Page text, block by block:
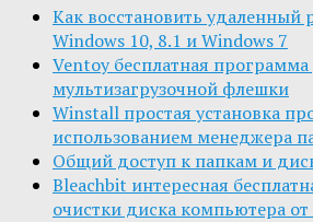
Как восстановить удаленный
Windows 10, 8.1 и Windows 7
Ventoy бесплатная
мультизагрузочной флешки
Winstall простая установка
использованием менеджера
Общий доступ к папкам и
Bleachbit интересная
очистки диска компьютера